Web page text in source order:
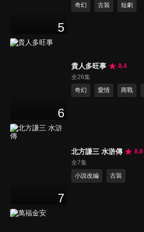
5
奇幻
古裝 短劇
6
貴人多旺事
8.4
全26集
奇幻
愛情 商戰
7
北方謙三 水滸傳
8.6
全7集
小說改編
古裝